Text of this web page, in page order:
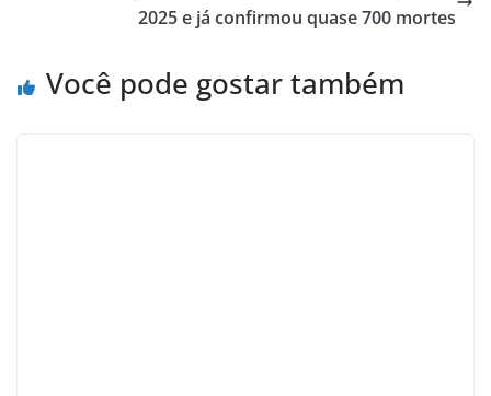
2025 e já confirmou quase 700 mortes
Você pode gostar também